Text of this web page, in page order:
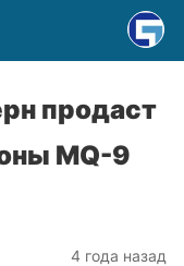
продаст
MQ-9
4 года назад